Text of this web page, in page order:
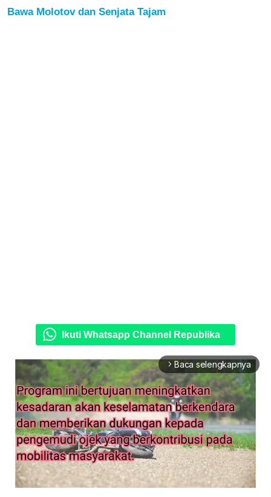
Bawa Molotov dan Senjata Tajam
Ikuti Whatsapp Channel Republika
arrow_forward_ios Baca selengkapnya